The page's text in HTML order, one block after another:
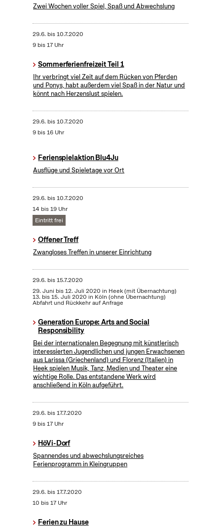
Zwei Wochen voller Spiel, Spaß und Abwechslung
29.6. bis10.7.2020
9 bis 17 Uhr
Sommerferienfreizeit Teil 1
Ihr verbringt viel Zeit auf dem Rücken von Pferden
und Ponys, habt außerdem viel Spaß in der Natur und
könnt nach Herzenslust spielen.
29.6. bis10.7.2020
9 bis 16 Uhr
Ferienspielaktion Blu4Ju
Ausflüge und Spieletage vor Ort
29.6. bis10.7.2020
14 bis 19 Uhr
Eintritt frei
Offener Treff
Zwangloses Treffen in unserer Einrichtung
29.6. bis15.7.2020
29. Juni bis 12. Juli 2020 in Heek (mit Übernachtung)
13. bis 15. Juli 2020 in Köln (ohne Übernachtung)
Abfahrt und Rückkehr auf Anfrage
Generation Europe: Arts and Social
Responsibility
Bei der internationalen Begegnung mit künstlerisch
interessierten Jugendlichen und jungen Erwachsenen
aus Larissa (Griechenland) und Florenz (Italien) in
Heek spielen Musik, Tanz, Medien und Theater eine
wichtige Rolle. Das entstandene Werk wird
anschließend in Köln aufgeführt.
29.6. bis17.7.2020
9 bis 17 Uhr
HöVi-Dorf
Spannendes und abwechslungsreiches
Ferienprogramm in Kleingruppen
29.6. bis17.7.2020
10 bis 17 Uhr
Ferien zu Hause